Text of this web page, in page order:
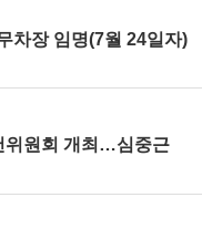
차장 임명(7월 24일자)
위원회 개최…심중근